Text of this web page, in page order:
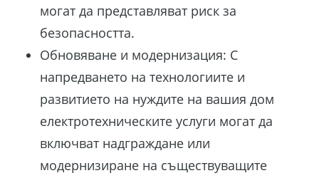
могат да представляват риск за
безопасността.
Обновяване и модернизация: С
напредването на технологиите и
развитието на нуждите на вашия дом
електротехническите услуги могат да
включват надграждане или
модернизиране на съществуващите